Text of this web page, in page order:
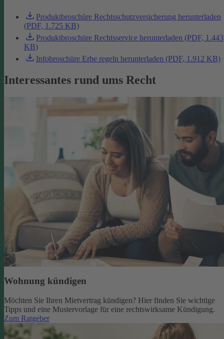
Produktbroschüre Rechtsschutzversicherung herunterladen
(PDF, 1.725 KB)
Produktbroschüre Rechtsservice herunterladen (PDF, 1.443
KB)
Infobroschüre Erbe regeln herunterladen (PDF, 1.912 KB)
Interessantes rund ums Recht
Wohnung kündigen
Möchten Sie Ihren Mietvertrag kündigen? Hier finden Sie wichtige
Tipps und eine Mustervorlage für eine rechtswirksame Kündigung.
Zum Ratgeber